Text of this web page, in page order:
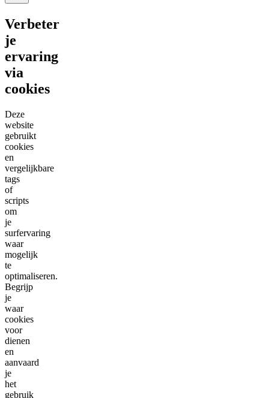
Verbeter
je
ervaring
via
cookies
Deze
website
gebruikt
cookies
en
vergelijkbare
tags
of
scripts
om
je
surfervaring
waar
mogelijk
te
optimaliseren.
Begrijp
je
waar
cookies
voor
dienen
en
aanvaard
je
het
gebruik